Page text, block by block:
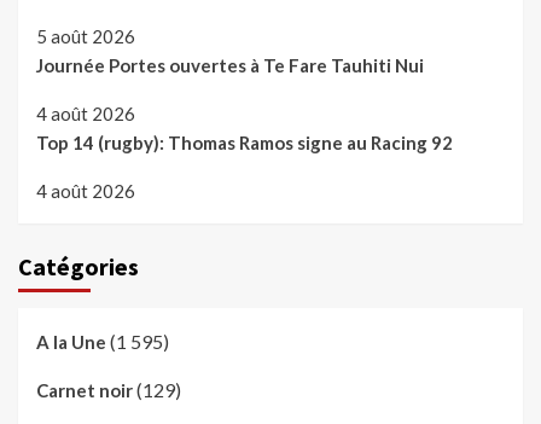
5 août 2026
Journée Portes ouvertes à Te Fare Tauhiti Nui
4 août 2026
Top 14 (rugby): Thomas Ramos signe au Racing 92
4 août 2026
Catégories
A la Une (1 595)
Carnet noir(129)